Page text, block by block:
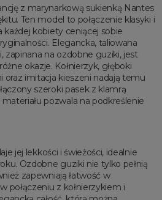
z marynarkową sukienką Nantes
Ten model to połączenie klasyki i
każdej kobiety ceniącej sobie
Elegancka, taliowana
zapinana na ozdobne guziki, jest
okazje. Kołnierzyk, głęboki
imitacja kieszeni nadają temu
szeroki pasek z klamrą
pozwala na podkreślenie
jej lekkości i świeżości, idealnie
Ozdobne guziki nie tylko pełnią
zapewniają łatwość w
połączeniu z kołnierzykiem i